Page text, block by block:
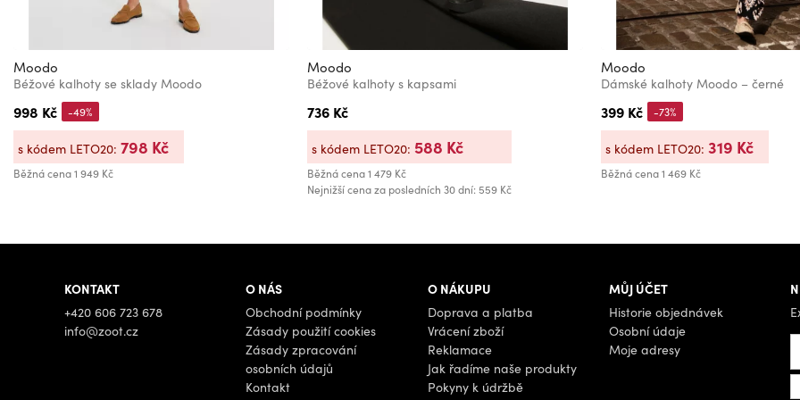
Moodo
Béžové kalhoty se sklady Moodo
998 Kč
Běžná cena1 949 Kč
-49%
s kódem LETO20: 798 Kč
Moodo
Béžové kalhoty s kapsami
736 Kč
Běžná cena1 479 Kč
Nejnižší cena za posledních 30 dní: 559 Kč
s kódem LETO20: 588 Kč
Moodo
Dámské kalhoty Moodo – černé
399 Kč
Běžná cena1 469 Kč
-73%
s kódem LETO20: 319 Kč
KONTAKT
+420 606 723 678
info@zoot.cz
O NÁS
Obchodní podmínky
Zásady použití cookies
Zásady zpracování
osobních údajů
Kontakt
O NÁKUPU
Doprava a platba
Vrácení zboží
Reklamace
Jak řadíme naše produkty
Pokyny k údržbě
MŮJ ÚČET
Historie objednávek
Osobní údaje
Moje adresy